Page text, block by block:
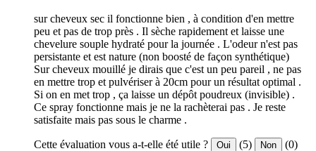
sur cheveux sec il fonctionne bien , à condition d'en mettre
peu et pas de trop près . Il sèche rapidement et laisse une
chevelure souple hydraté pour la journée . L'odeur n'est pas
persistante et est nature (non boosté de façon synthétique)
Sur cheveux mouillé je dirais que c'est un peu pareil , ne pas
en mettre trop et pulvériser à 20cm pour un résultat optimal .
Si on en met trop , ça laisse un dépôt poudreux (invisible) .
Ce spray fonctionne mais je ne la rachèterai pas . Je reste
satisfaite mais pas sous le charme .
Cette évaluation vous a-t-elle été utile ? Oui (5) Non (0)